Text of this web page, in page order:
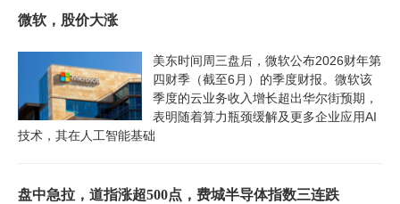
微软，股价大涨
美东时间周三盘后，微软公布2026财年第
四财季（截至6月）的季度财报。微软该
季度的云业务收入增长超出华尔街预期，
表明随着算力瓶颈缓解及更多企业应用AI
技术，其在人工智能基础
盘中急拉，道指涨超500点，费城半导体指数三连跌